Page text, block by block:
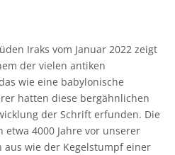
Iraks vom Januar 2022 zeigt
der vielen antiken
wie eine babylonische
hatten diese bergähnlichen
der Schrift erfunden. Die
4000 Jahre vor unserer
aus wie der Kegelstumpf einer